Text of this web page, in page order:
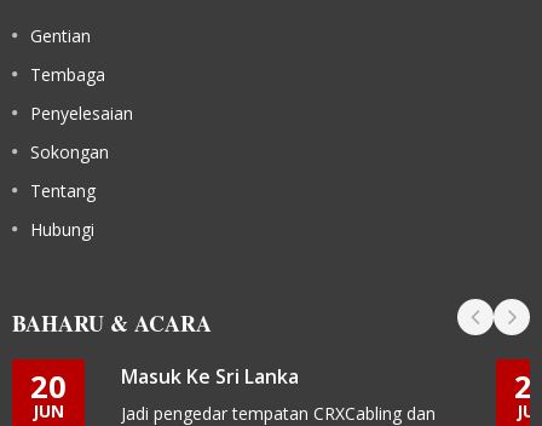
Gentian
Tembaga
Penyelesaian
Sokongan
Tentang
Hubungi
BAHARU & ACARA
20
JUN
Masuk Ke Sri Lanka
Jadi pengedar tempatan CRXCabling dan